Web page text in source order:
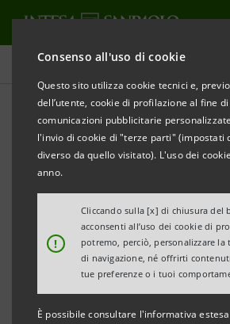
Consenso all'uso di cookie
Questo sito utilizza cookie tecnici e,
dell’utente, cookie di profilazione al fine
comunicazioni pubblicitarie
l'invio di cookie di "terze parti" (impostati
diverso da quello visitato). L'uso dei
anno.
!
Cliccando sulla [x] di chiusura del
acconsenti all’uso dei cookie di
potremo, perciò, personalizzare la
di navigazione, né offrirti
tue preferenze o i tuoi
È possibile consultare l'informativa
Comunicati stampa
STAMPA AGGIORNA
INTESA SANPAOLO PREMIATA
COME MIGLIORE INVESTMENT
I riconoscimenti sono
Divisione IMI Corporate &
Banking da Euromoney in
Awards for Excellence
Mauro Micillo, Chief della